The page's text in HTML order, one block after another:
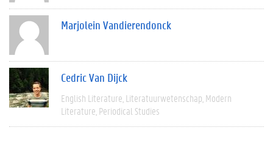
Marjolein Vandierendonck
Cedric Van Dijck
English Literature Literatuurwetenschap Modern
Literature Periodical Studies